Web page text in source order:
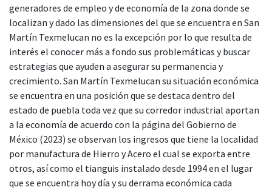
generadores de empleo y de economía de la zona donde se
localizan y dado las dimensiones del que se encuentra en San
Martín Texmelucan no es la excepción por lo que resulta de
interés el conocer más a fondo sus problemáticas y buscar
estrategias que ayuden a asegurar su permanencia y
crecimiento. San Martín Texmelucan su situación económica
se encuentra en una posición que se destaca dentro del
estado de puebla toda vez que su corredor industrial aportan
a la economía de acuerdo con la página del Gobierno de
México (2023) se observan los ingresos que tiene la localidad
por manufactura de Hierro y Acero el cual se exporta entre
otros, así como el tianguis instalado desde 1994 en el lugar
que se encuentra hoy día y su derrama económica cada